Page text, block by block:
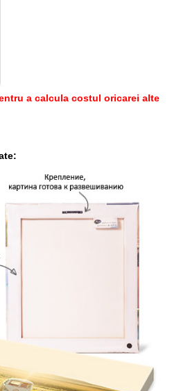
a calcula costul oricarei alte